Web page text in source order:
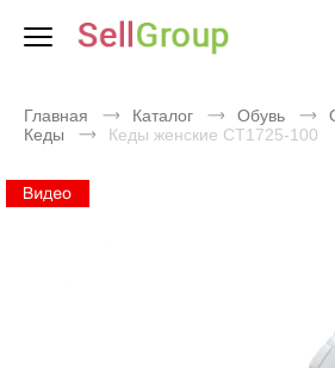
Главная Каталог Обувь
Кеды
Кеды женские CT1725-100